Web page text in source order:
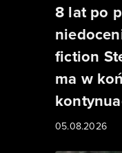
8 lat po
fiction
ma w
05.08.2026